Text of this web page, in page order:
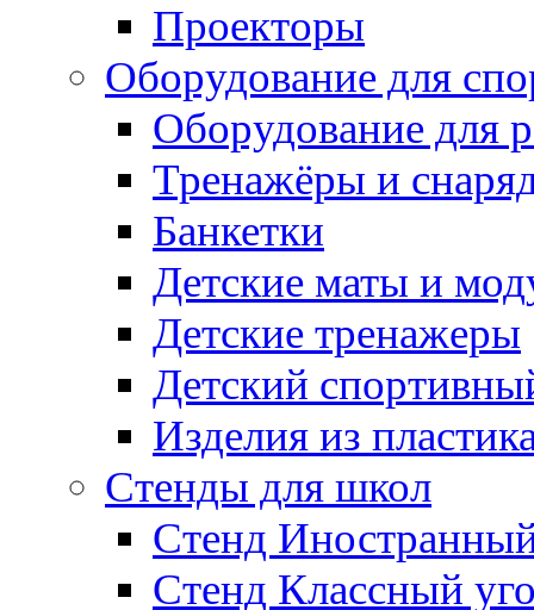
Проекторы
Оборудование для
Оборудование для
Тренажёры и
Банкетки
Детские маты и
Детские тренажеры
Детский
Изделия из
Стенды для школ
Стенд
Стенд Классный